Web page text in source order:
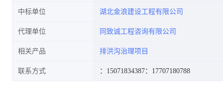
中标单位 湖北金浪建设工程有限公司
代理单位 同致诚工程咨询有限公司
相关产品 排洪沟治理项目
联系方式 ：15071834387：17707180788